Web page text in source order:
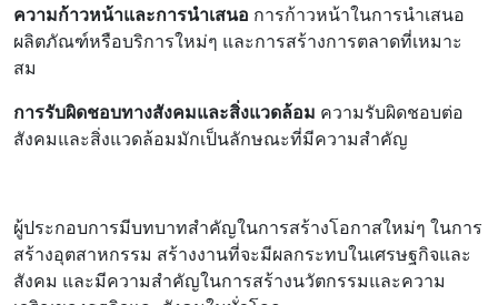
ความก้าวหน้าและการนำเสนอ การก้าวหน้าในการนำเสนอ
ผลิตภัณฑ์หรือบริการใหม่ๆ และการสร้างการตลาดที่เหมาะ
สม
การรับผิดชอบทางสังคมและสิ่งแวดล้อม ความรับผิดชอบต่อ
สังคมและสิ่งแวดล้อมมักเป็นลักษณะที่มีความสำคัญ
ผู้ประกอบการมีบทบาทสำคัญในการสร้างโอกาสใหม่ๆ ในการ
สร้างอุตสาหกรรม สร้างงานที่จะมีผลกระทบในเศรษฐกิจและ
สังคม และมีความสำคัญในการสร้างนวัตกรรมและความ